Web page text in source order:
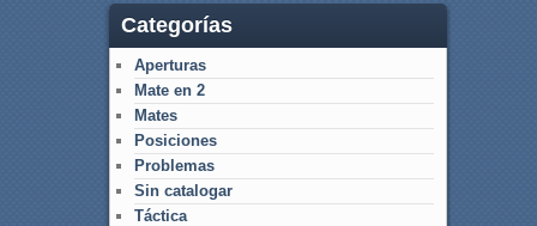
Categorías
Aperturas
Mate en 2
Mates
Posiciones
Problemas
Sin catalogar
Táctica